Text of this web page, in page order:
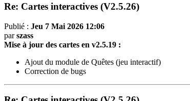
Re: Cartes interactives (V2.5.26)
Publié : Jeu 7 Mai 2026 12:06
parszass
Mise à jour des cartes en v2.5.19 :
Ajout du module de Quêtes (jeu interactif)
Correction de bugs